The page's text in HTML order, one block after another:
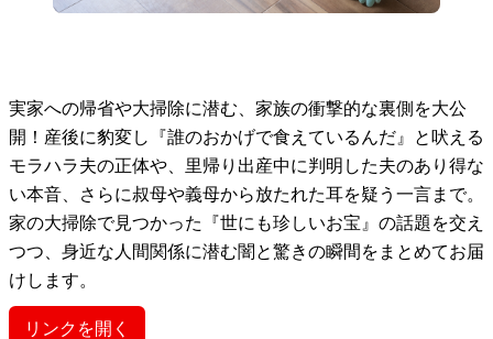
実家への帰省や大掃除に潜む、家族の衝撃的な裏側を大公
開！産後に豹変し『誰のおかげで食えているんだ』と吠える
モラハラ夫の正体や、里帰り出産中に判明した夫のあり得な
い本音、さらに叔母や義母から放たれた耳を疑う一言まで。
家の大掃除で見つかった『世にも珍しいお宝』の話題を交え
つつ、身近な人間関係に潜む闇と驚きの瞬間をまとめてお届
けします。
リンクを開く